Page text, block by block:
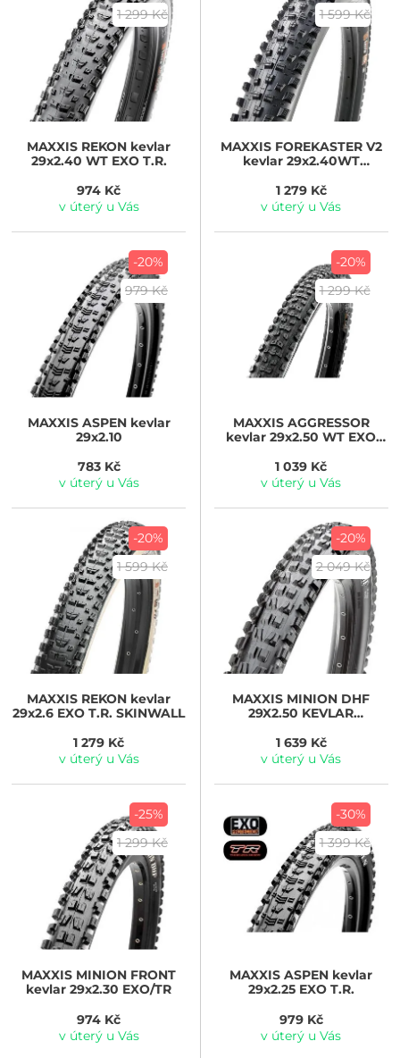
1 299 Kč
MAXXIS REKON kevlar
29x2.40 WT EXO T.R.
974 Kč
v úterý u Vás
1 599 Kč
MAXXISFOREKASTER V2
kevlar 29x2.40WT
1 279 Kč
v úterý u Vás
-20%
979 Kč
MAXXISASPEN kevlar
29x2.10
783 Kč
v úterý u Vás
-20%
1 299 Kč
MAXXISAGGRESSOR
kevlar 29x2.50 WT EXO
1 039 Kč
v úterý u Vás
-20%
1 599 Kč
MAXXIS REKON kevlar
29x2.6 EXO T.R. SKINWALL
1 279 Kč
v úterý u Vás
-20%
2 049 Kč
MAXXIS MINION DHF
29X2.50 KEVLAR
1 639 Kč
v úterý u Vás
-25%
1 299 Kč
MAXXIS MINION FRONT
kevlar 29x2.30 EXO/TR
974 Kč
v úterý u Vás
-30%
1 399 Kč
MAXXIS ASPEN kevlar
29x2.25 EXO T.R.
979 Kč
v úterý u Vás